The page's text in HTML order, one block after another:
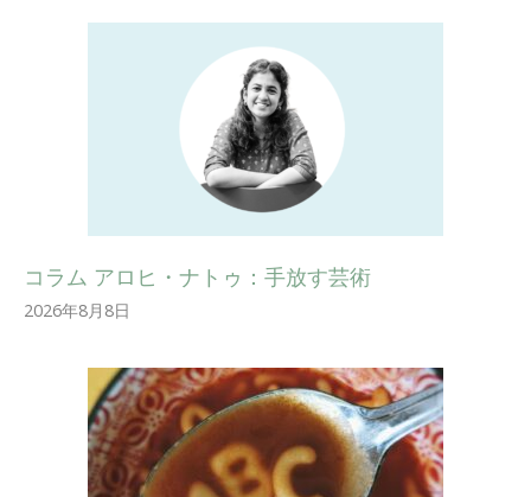
コラム アロヒ・ナトゥ：手放す芸術
2026年8月8日